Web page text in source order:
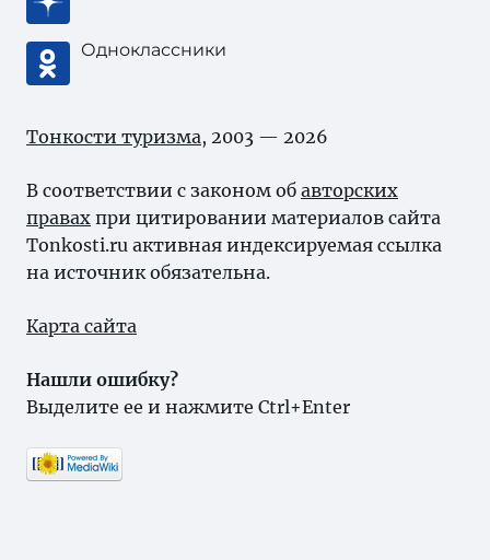
Одноклассники
Тонкости туризма, 2003 — 2026
В соответствии с законом об авторских
правах при цитировании материалов сайта
Tonkosti.ru активная индексируемая ссылка
на источник обязательна.
Карта сайта
Нашли ошибку?
Выделите ее и нажмите Ctrl+Enter